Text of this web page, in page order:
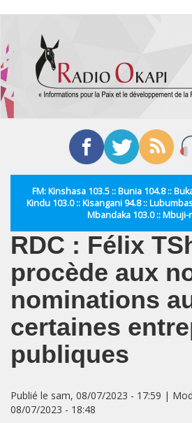
contenu
principal
FM: Kinshasa 103.5 :: Bunia 104.8 ::
Kindu 103.0 :: Kisangani 94.8 ::
Mbandaka 103.0 :: Mbuji-
RDC : Félix
procède aux
nominations
certaines
publiques
Publié le sam, 08/07/2023 - 17:59 |
08/07/2023 - 18:48